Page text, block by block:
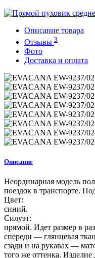
Описание товара
Отзывы 3
Фото
Доставка и оплата
Описание
Неординарная модель
поездок в транспорте.
Цвет:
синий.
Силуэт:
прямой. Идет размер в
спереди — глянцевая
сзади и на рукавах —
того же оттенка.